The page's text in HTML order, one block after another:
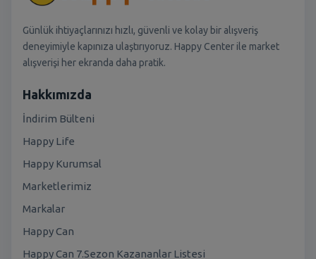
Günlük ihtiyaçlarınızı hızlı, güvenli ve kolay bir alışveriş
deneyimiyle kapınıza ulaştırıyoruz. Happy Center ile market
alışverişi her ekranda daha pratik.
Hakkımızda
İndirim Bülteni
Happy Life
Happy Kurumsal
Marketlerimiz
Markalar
Happy Can
Happy Can 7.Sezon Kazananlar Listesi